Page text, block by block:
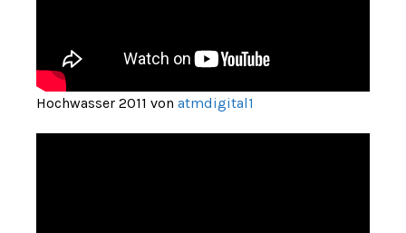
Hochwasser 2011 von atmdigital1